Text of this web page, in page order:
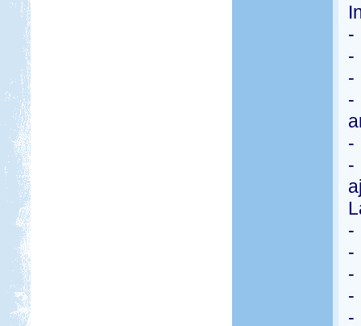
-
-
-
-
-
-
-
-
-
-